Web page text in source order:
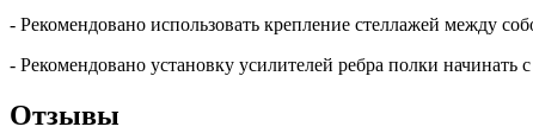
- Рекомендовано использовать крепление стеллажей между
- Рекомендовано установку усилителей ребра полки начинать
Отзывы